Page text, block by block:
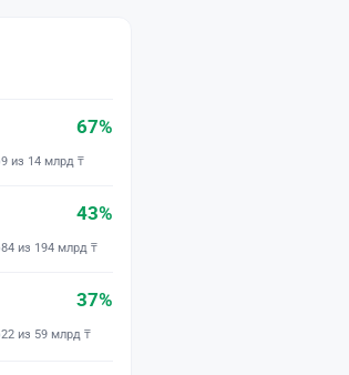
67%
9 из 14 млрд ₸
43%
84 из 194 млрд ₸
37%
22 из 59 млрд ₸